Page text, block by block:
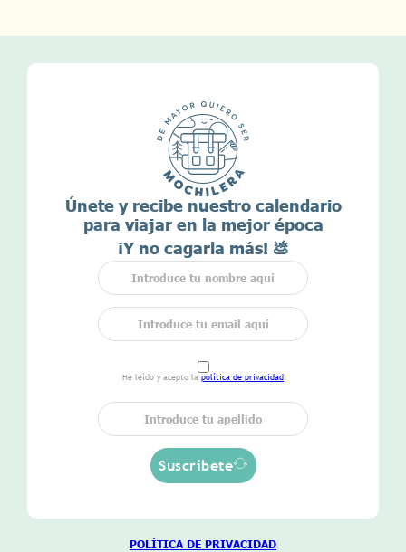
Únete y recibe nuestro calendario
para viajar en la mejor época
¡Y no cagarla más! 💩
He leído y acepto la política de privacidad
Suscríbete
POLÍTICA DE PRIVACIDAD